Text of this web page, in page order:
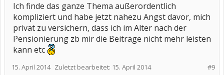
Ich finde das ganze Thema außerordentlich
kompliziert und habe jetzt nahezu Angst davor, mich
privat zu versichern, dass ich im Alter nach der
Pensionierung zb mir die Beiträge nicht mehr leisten
kann etc
#9
15. April 2014 Zuletzt bearbeitet: 15. April 2014